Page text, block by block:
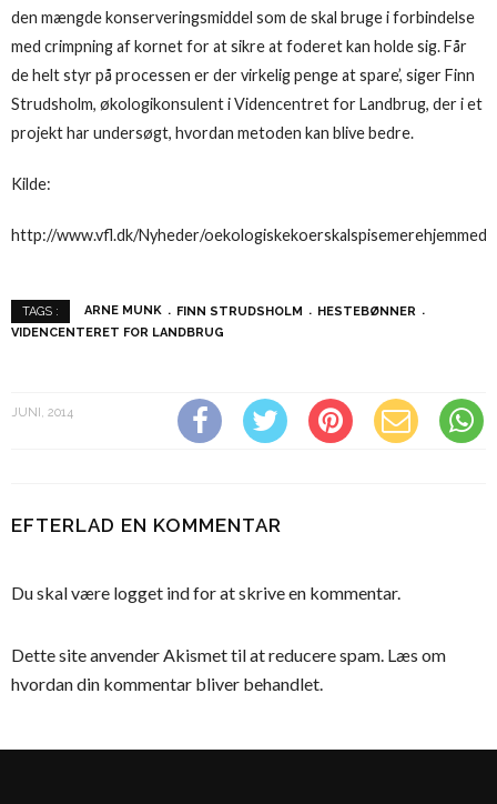
den mængde konserveringsmiddel som de skal bruge i forbindelse
med crimpning af kornet for at sikre at foderet kan holde sig. Får
de helt styr på processen er der virkelig penge at spare’, siger Finn
Strudsholm, økologikonsulent i Videncentret for Landbrug, der i et
projekt har undersøgt, hvordan metoden kan blive bedre.
Kilde:
http://www.vfl.dk/Nyheder/
TAGS : ARNE MUNK FINN STRUDSHOLM
HESTEBØNNER
VIDENCENTERET FOR LANDBRUG
JUNI, 2014
EFTERLAD EN KOMMENTAR
Du skal være logget indfor at skrive en kommentar.
Dette site anvender Akismet til at reducere spam. Læs om
hvordan din kommentar bliver behandlet.